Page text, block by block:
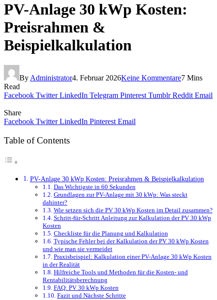
PV-Anlage 30 kWp Kosten:
Preisrahmen &
Beispielkalkulation
By Administrator4. Februar 2026Keine Kommentare7 Mins
Read
Facebook Twitter LinkedIn Telegram Pinterest Tumblr Reddit Email
Share
Facebook Twitter LinkedIn Pinterest Email
Table of Contents
PV-Anlage 30 kWp Kosten: Preisrahmen & Beispielkalkulation
Das Wichtigste in 60 Sekunden
Grundlagen zur PV-Anlage mit 30 kWp: Was steckt
dahinter?
Wie setzen sich die PV 30 kWp Kosten im Detail zusammen?
Schritt-für-Schritt Anleitung zur Kalkulation der PV 30 kWp
Kosten
Checkliste für die Planung und Kalkulation
Typische Fehler bei der Kalkulation der PV 30 kWp Kosten
und wie man sie vermeidet
Praxisbeispiel: Kalkulation einer PV-Anlage 30 kWp Kosten
in der Realität
Hilfreiche Tools und Methoden für die Kosten- und
Rentabilitätsberechnung
FAQ: PV 30 kWp Kosten
Fazit und Nächste Schritte